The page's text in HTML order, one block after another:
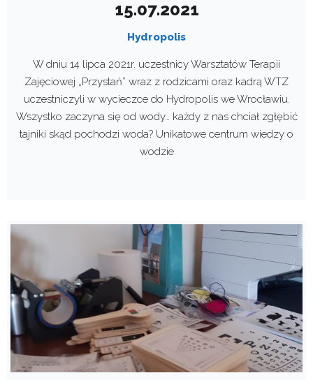
15.07.2021
Hydropolis
W dniu 14 lipca 2021r. uczestnicy Warsztatów Terapii
Zajęciowej „Przystań” wraz z rodzicami oraz kadrą WTZ
uczestniczyli w wycieczce do Hydropolis we Wrocławiu.
Wszystko zaczyna się od wody… każdy z nas chciał zgłębić
tajniki skąd pochodzi woda? Unikatowe centrum wiedzy o
wodzie